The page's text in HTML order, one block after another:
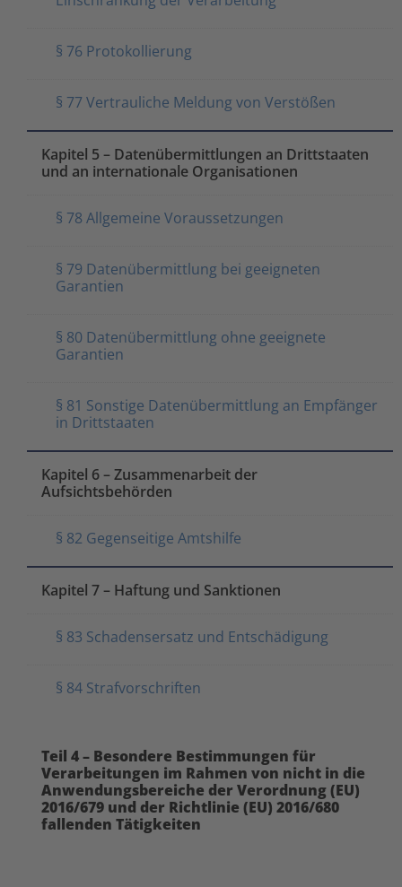
§ 76 Protokollierung
§ 77 Vertrauliche Meldung von Verstößen
Kapitel 5 – Datenübermittlungen an Drittstaaten
und an internationale Organisationen
§ 78 Allgemeine Voraussetzungen
§ 79 Datenübermittlung bei geeigneten
Garantien
§ 80 Datenübermittlung ohne geeignete
Garantien
§ 81 Sonstige Datenübermittlung an Empfänger
in Drittstaaten
Kapitel 6 – Zusammenarbeit der
Aufsichtsbehörden
§ 82 Gegenseitige Amtshilfe
Kapitel 7 – Haftung und Sanktionen
§ 83 Schadensersatz und Entschädigung
§ 84 Strafvorschriften
Teil 4 – Besondere Bestimmungen für
Verarbeitungen im Rahmen von nicht in die
Anwendungsbereiche der Verordnung (EU)
2016/679 und der Richtlinie (EU) 2016/680
fallenden Tätigkeiten